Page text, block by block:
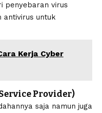
penyebaran virus
antivirus untuk
Kerja Cyber
Provider)
saja namun juga